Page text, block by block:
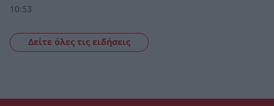
10:53
Δείτε όλες τις ειδήσεις